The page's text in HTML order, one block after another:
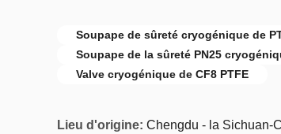
Soupape de sûreté cryogénique de
Soupape de la sûreté PN25
Valve cryogénique de CF8 PTFE
Lieu d'origine: Chengdu - la Sichuan-